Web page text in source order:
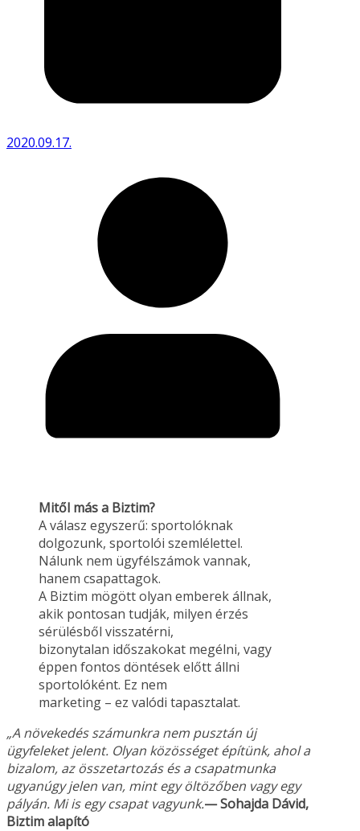
2020.09.17.
Mitől más a Biztim?
A válasz egyszerű: sportolóknak
dolgozunk, sportolói szemlélettel.
Nálunk nem ügyfélszámok vannak,
hanem csapattagok.
A Biztim mögött olyan emberek állnak,
akik pontosan tudják, milyen érzés
sérülésből visszatérni,
bizonytalan időszakokat megélni, vagy
éppen fontos döntések előtt állni
sportolóként. Ez nem
marketing – ez valódi tapasztalat.
„A növekedés számunkra nem pusztán új
ügyfeleket jelent. Olyan közösséget építünk, ahol a
bizalom, az összetartozás és a csapatmunka
ugyanúgy jelen van, mint egy öltözőben vagy egy
pályán. Mi is egy csapat vagyunk.— Sohajda Dávid,
Biztim alapító